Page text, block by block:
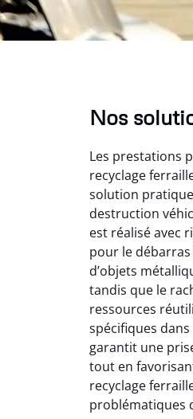
Nos
Les prestations
recyclage
solution
destruction
est réalisé avec
pour le débarras
d’objets
tandis que le
ressources
spécifiques dans
garantit une
tout en
recyclage
problématiques